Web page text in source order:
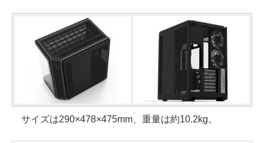
サイズは290×478×475mm、重量は約10.2kg。